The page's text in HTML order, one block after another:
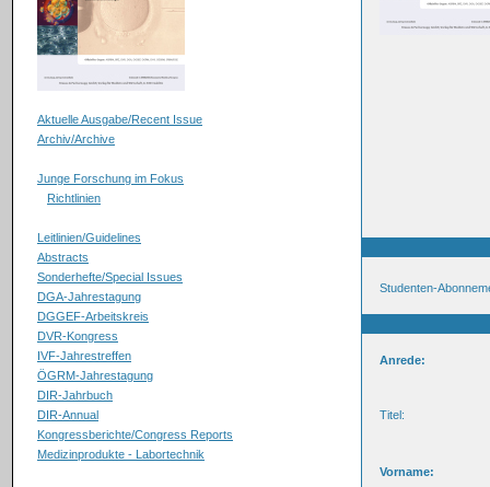
Aktuelle Ausgabe/Recent Issue
Archiv/Archive
Junge Forschung im Fokus
Richtlinien
Leitlinien/Guidelines
Abstracts
Sonderhefte/Special Issues
DGA-Jahrestagung
DGGEF-Arbeitskreis
DVR-Kongress
IVF-Jahrestreffen
ÖGRM-Jahrestagung
DIR-Jahrbuch
DIR-Annual
Kongressberichte/Congress Reports
Medizinprodukte - Labortechnik
Studenten-
Anrede:
Titel:
Vorname: